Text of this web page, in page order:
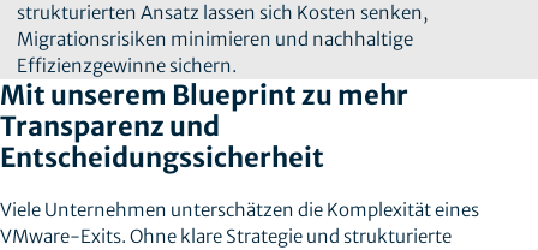
strukturierten Ansatz lassen sich Kosten senken,
Migrationsrisiken minimieren und nachhaltige
Effizienzgewinne sichern.
Mit unserem Blueprint zu mehr
Transparenz und
Entscheidungssicherheit
Viele Unternehmen unterschätzen die Komplexität eines
VMware-Exits. Ohne klare Strategie und strukturierte